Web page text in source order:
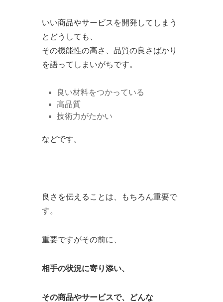
いい商品やサービスを開発してしまう
とどうしても、
その機能性の高さ、品質の良さばかり
を語ってしまいがちです。
良い材料をつかっている
高品質
技術力がたかい
などです。
良さを伝えることは、もちろん重要で
す。
重要ですがその前に、
相手の状況に寄り添い、
その商品やサービスで、どんな